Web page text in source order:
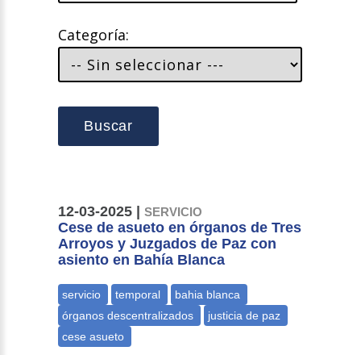
Categoría:
Buscar
12-03-2025 |SERVICIO
Cese de asueto en órganos de Tres
Arroyos y Juzgados de Paz con
asiento en Bahía Blanca